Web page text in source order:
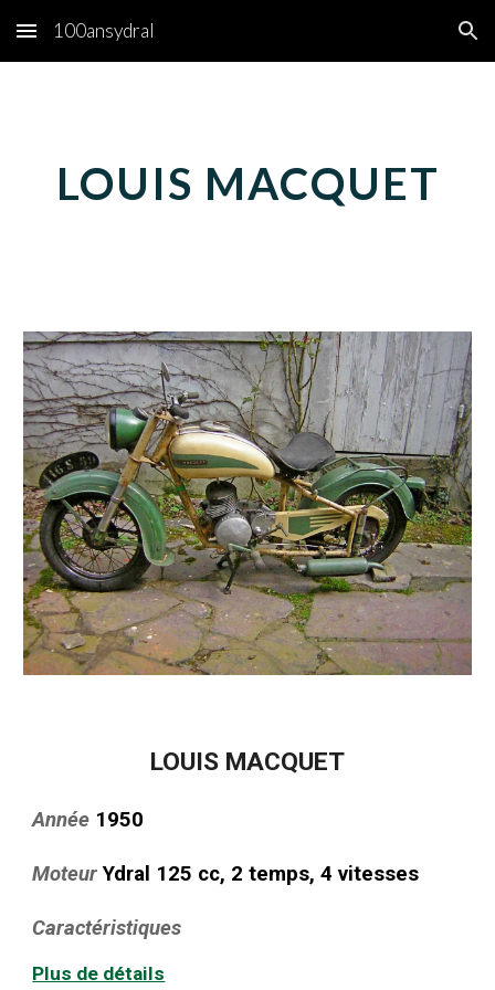
Skip to main content Skip to navigation
100ansydral
LOUIS MACQUET
LOUIS MACQUET
Année 1950
MoteurYdral 125 cc, 2 temps, 4 vitesses
Caractéristiques
Plus de détails